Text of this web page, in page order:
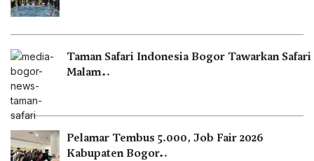
Taman Safari Indonesia Bogor Tawarkan Safari
Malam…
Pelamar Tembus 5.000, Job Fair 2026
Kabupaten Bogor…